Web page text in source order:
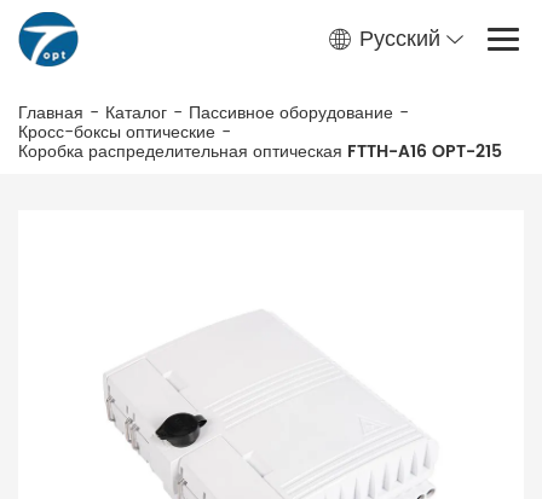
Русский
Главная - Каталог - Пассивное оборудование -
Кросс-боксы оптические -
Коробка распределительная оптическая FTTH-A16 OPT-215